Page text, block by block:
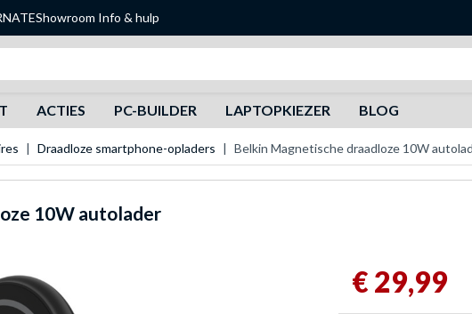
Showroom Info & hulp
ACTIES PC-BUILDER LAPTOPKIEZER BLOG
Draadloze smartphone-opladers Belkin Magnetische draadloze 10W
10W autolader
€ 29,99